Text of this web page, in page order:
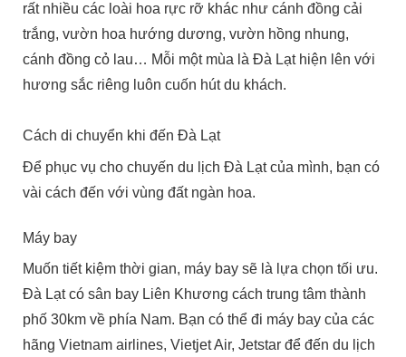
rất nhiều các loài hoa rực rỡ khác như cánh đồng cải
trắng, vườn hoa hướng dương, vườn hồng nhung,
cánh đồng cỏ lau… Mỗi một mùa là Đà Lạt hiện lên với
hương sắc riêng luôn cuốn hút du khách.
Cách di chuyển khi đến Đà Lạt
Để phục vụ cho chuyến du lịch Đà Lạt của mình, bạn có
vài cách đến với vùng đất ngàn hoa.
Máy bay
Muốn tiết kiệm thời gian, máy bay sẽ là lựa chọn tối ưu.
Đà Lạt có sân bay Liên Khương cách trung tâm thành
phố 30km về phía Nam. Bạn có thể đi máy bay của các
hãng Vietnam airlines, Vietjet Air, Jetstar để đến du lịch